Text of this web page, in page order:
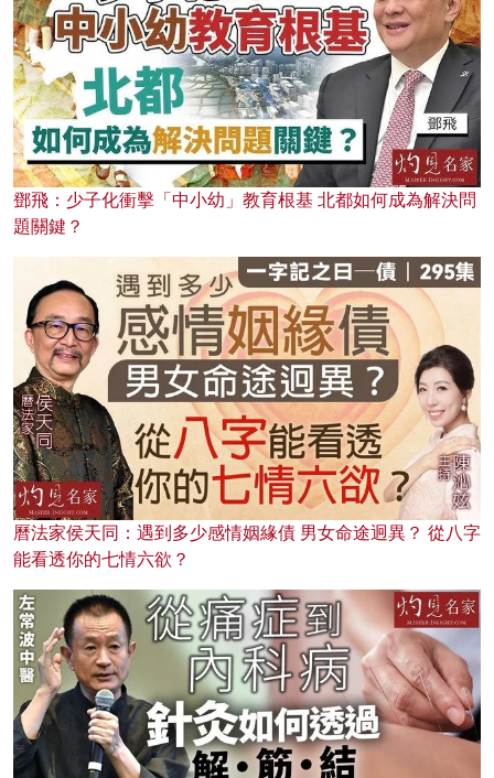
鄧飛：少子化衝擊「中小幼」教育根基 北都如何成為解決問
題關鍵？
曆法家侯天同：遇到多少感情姻緣債 男女命途迥異？ 從八字
能看透你的七情六欲？